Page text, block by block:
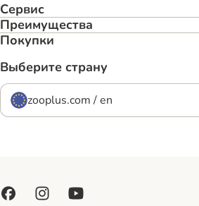
Сервис
Преимуществa
Покупки
Выберите страну
zooplus.com / en